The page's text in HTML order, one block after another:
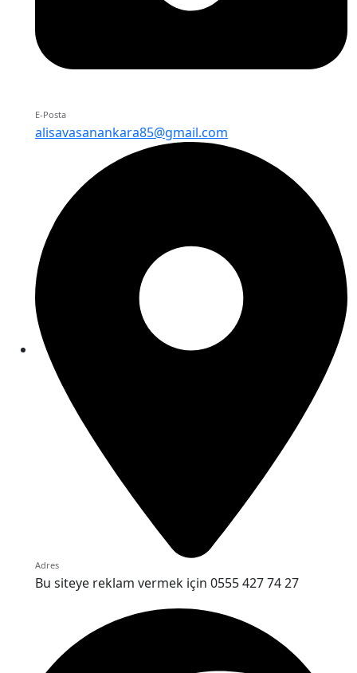
E-Posta
alisavasanankara85@gmail.com
Adres
Bu siteye reklam vermek için 0555 427 74 27